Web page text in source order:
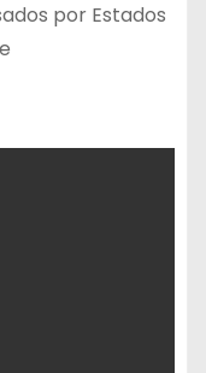
por Estados